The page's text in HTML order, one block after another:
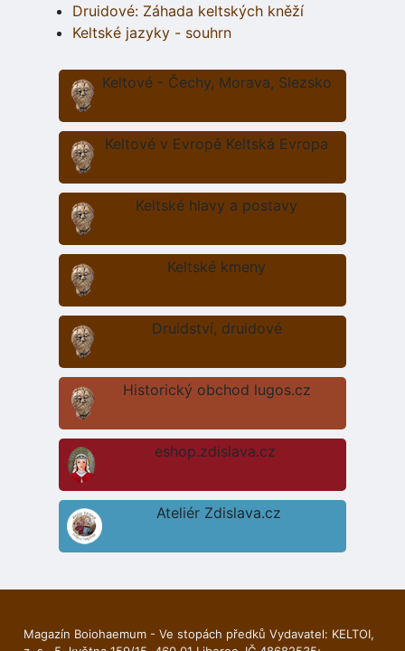
Druidové: Záhada keltských kněží
Keltské jazyky - souhrn
Keltové - Čechy, Morava, Slezsko
Keltové v Evropě Keltská Evropa
Keltské hlavy a postavy
Keltské kmeny
Druidství, druidové
Historický obchod lugos.cz
eshop.zdislava.cz
Ateliér Zdislava.cz
Magazín Boiohaemum - Ve stopách předků Vydavatel: KELTOI,